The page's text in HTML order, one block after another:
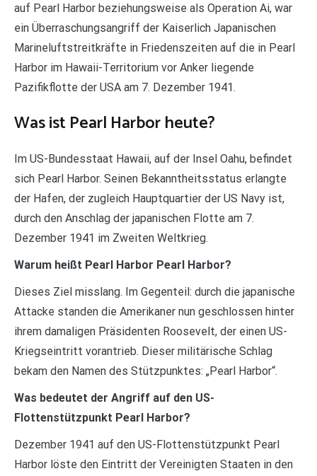
auf Pearl Harbor beziehungsweise als Operation Ai, war
ein Überraschungsangriff der Kaiserlich Japanischen
Marineluftstreitkräfte in Friedenszeiten auf die in Pearl
Harbor im Hawaii-Territorium vor Anker liegende
Pazifikflotte der USA am 7. Dezember 1941.
Was ist Pearl Harbor heute?
Im US-Bundesstaat Hawaii, auf der Insel Oahu, befindet
sich Pearl Harbor. Seinen Bekanntheitsstatus erlangte
der Hafen, der zugleich Hauptquartier der US Navy ist,
durch den Anschlag der japanischen Flotte am 7.
Dezember 1941 im Zweiten Weltkrieg.
Warum heißt Pearl Harbor Pearl Harbor?
Dieses Ziel misslang. Im Gegenteil: durch die japanische
Attacke standen die Amerikaner nun geschlossen hinter
ihrem damaligen Präsidenten Roosevelt, der einen US-
Kriegseintritt vorantrieb. Dieser militärische Schlag
bekam den Namen des Stützpunktes: „Pearl Harbor“.
Was bedeutet der Angriff auf den US-
Flottenstützpunkt Pearl Harbor?
Dezember 1941 auf den US-Flottenstützpunkt Pearl
Harbor löste den Eintritt der Vereinigten Staaten in den